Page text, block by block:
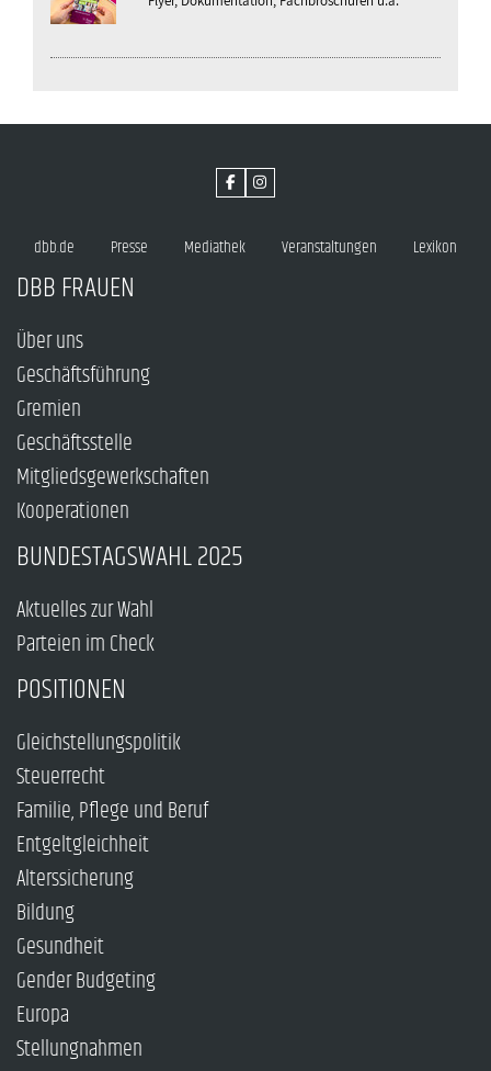
dbb.de Presse Mediathek Veranstaltungen Lexikon
DBB FRAUEN
Über uns
Geschäftsführung
Gremien
Geschäftsstelle
Mitgliedsgewerkschaften
Kooperationen
BUNDESTAGSWAHL 2025
Aktuelles zur Wahl
Parteien im Check
POSITIONEN
Gleichstellungspolitik
Steuerrecht
Familie, Pflege und Beruf
Entgeltgleichheit
Alterssicherung
Bildung
Gesundheit
Gender Budgeting
Europa
Stellungnahmen